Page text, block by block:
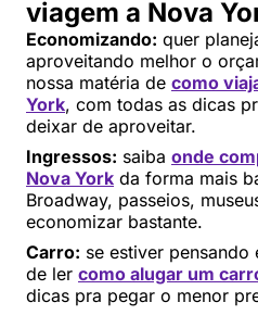
viagem a Nova
Economizando: quer
aproveitando melhor o
nossa matéria de como
York, com todas as dicas
deixar de aproveitar.
Ingressos: saiba onde
Nova York da forma mais
Broadway, passeios,
economizar bastante.
Carro: se estiver
de ler como alugar um
dicas pra pegar o menor